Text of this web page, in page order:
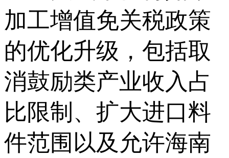
加工增值免关税政策
的优化升级，包括取
消鼓励类产业收入占
比限制、扩大进口料
件范围以及允许海南